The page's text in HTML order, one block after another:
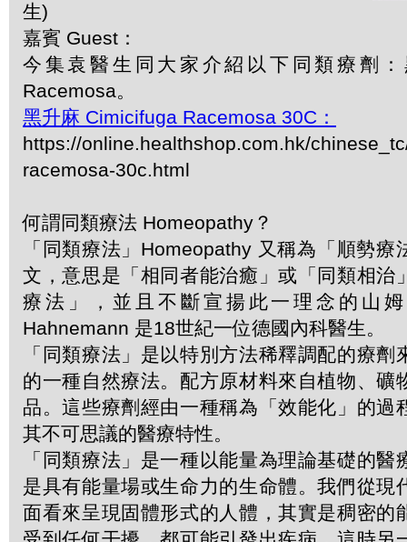
生)
嘉賓 Guest：
今集袁醫生同大家介紹以下同類療劑：
Racemosa。
黑升麻 Cimicifuga Racemosa 30C：
https://online.healthshop.com.hk/
racemosa-30c.html
何謂同類療法 Homeopathy？
「同類療法」Homeopathy 又稱為「順勢療
文，意思是「相同者能治癒」或「同類相治
療法」，並且不斷宣揚此一理念的山
Hahnemann 是18世紀一位德國內科醫生。
「同類療法」是以特別方法稀釋調配的療劑
的一種自然療法。配方原材料來自植物、礦
品。這些療劑經由一種稱為「效能化」的過
其不可思議的醫療特性。
「同類療法」是一種以能量為理論基礎的醫
是具有能量場或生命力的生命體。我們從現
面看來呈現固體形式的人體，其實是稠密的